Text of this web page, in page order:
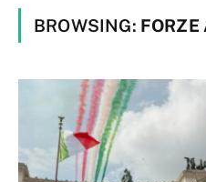
BROWSING: FORZE